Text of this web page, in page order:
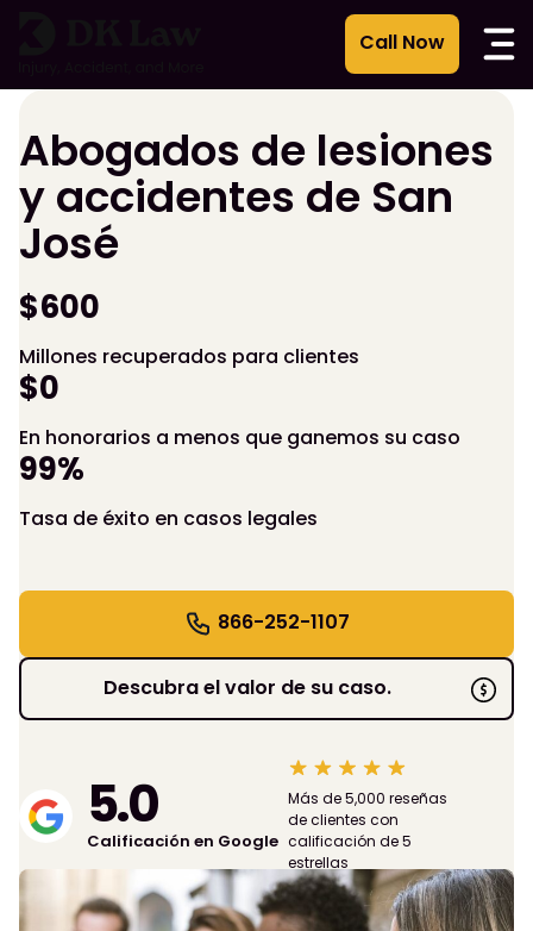
Abogados de lesiones
y accidentes de San
José
$600
Millones recuperados para clientes
$0
En honorarios a menos que ganemos su caso
99%
Tasa de éxito en casos legales
866-252-1107
Descubra el valor de su caso.
5.0
Calificación en Google
Más de 5,000 reseñas
de clientes con
calificación de 5
estrellas